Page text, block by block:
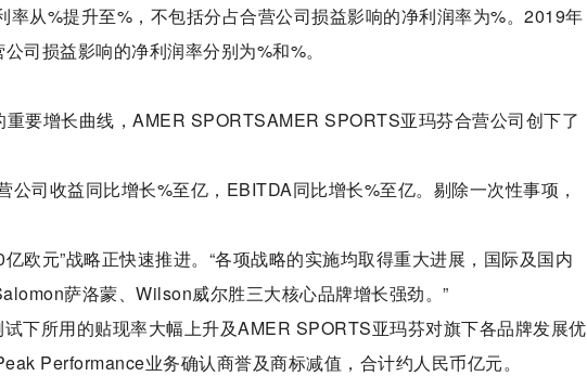
从%提升至%，不包括分占合营公司损益影响的净利润率为%。2019年
司损益影响的净利润率分别为%和%。
要增长曲线，AMER SPORTSAMER SPORTS亚玛芬合营公司创下了
司收益同比增长%至亿，EBITDA同比增长%至亿。剔除一次性事项，
欧元”战略正快速推进。“各项战略的实施均取得重大进展，国际及国内
萨洛蒙、Wilson威尔胜三大核心品牌增长强劲。”
下所用的贴现率大幅上升及AMER SPORTS亚玛芬对旗下各品牌发展优
Performance业务确认商誉及商标减值，合计约人民币亿元。